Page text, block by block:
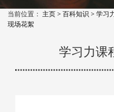
当前位置： 主页 > 百科知识 > 学习
现场花絮
学习力课